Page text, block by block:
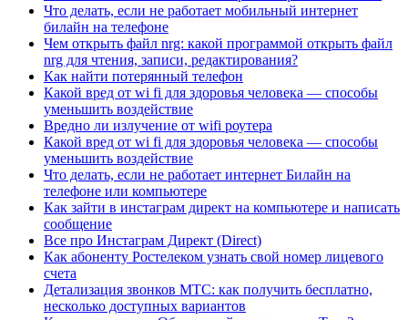
Что делать, если не работает мобильный интернет
билайн на телефоне
Чем открыть файл nrg: какой программой открыть файл
nrg для чтения, записи, редактирования?
Как найти потерянный телефон
Какой вред от wi fi для здоровья человека — способы
уменьшить воздействие
Вредно ли излучение от wifi роутера
Какой вред от wi fi для здоровья человека — способы
уменьшить воздействие
Что делать, если не работает интернет Билайн на
телефоне или компьютере
Как зайти в инстаграм директ на компьютере и написать
сообщение
Все про Инстаграм Директ (Direct)
Как абоненту Ростелеком узнать свой номер лицевого
счета
Детализация звонков МТС: как получить бесплатно,
несколько доступных вариантов